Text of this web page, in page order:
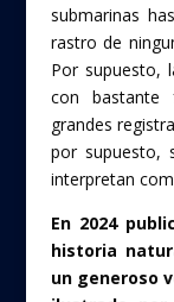
submarinas
rastro de
Por supuesto,
con bastante
grandes
por supuesto,
interpretan
En 2024
historia
un generoso